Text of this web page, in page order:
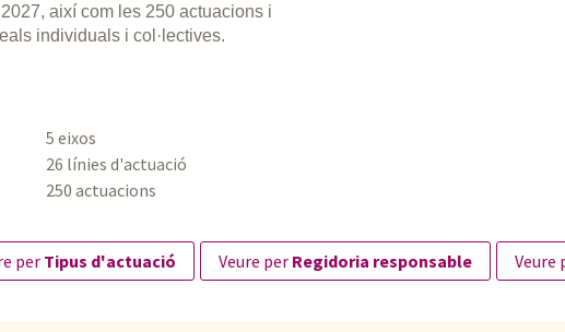
així com les 250 actuacions i
individuals i col·lectives.
5 eixos
26 línies d'actuació
250 actuacions
per Tipus d'actuació veure per Regidoria responsable veure